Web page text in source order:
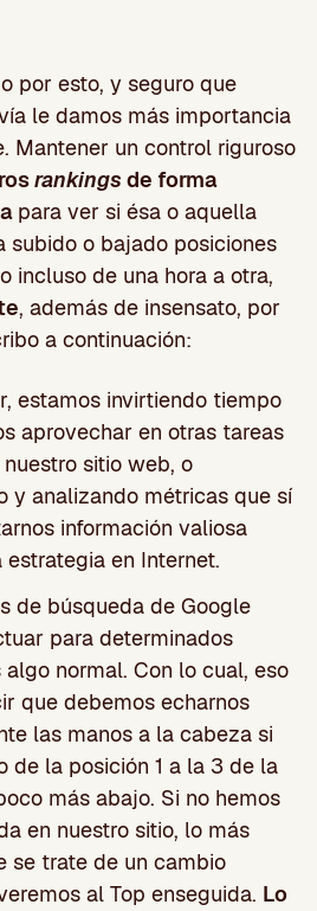
por esto, y seguro que
le damos más importancia
Mantener un control riguroso
rankings de forma
para ver si ésa o aquella
subido o bajado posiciones
incluso de una hora a otra,
, además de insensato, por
a continuación:
estamos invirtiendo tiempo
aprovechar en otras tareas
sitio web, o
y analizando métricas que sí
información valiosa
estrategia en Internet.
de búsqueda de Google
para determinados
normal. Con lo cual, eso
que debemos echarnos
las manos a la cabeza si
de la posición 1 a la 3 de la
más abajo. Si no hemos
en nuestro sitio, lo más
se trate de un cambio
al Top enseguida. Lo